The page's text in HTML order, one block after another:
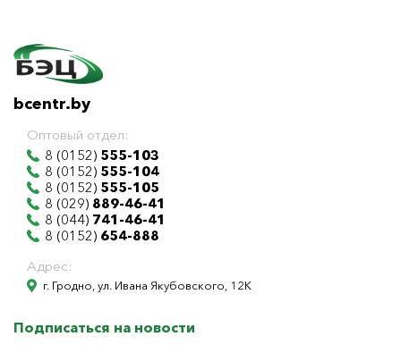
bcentr.by
Оптовый отдел:
8 (0152) 555-103
8 (0152) 555-104
8 (0152) 555-105
8 (029) 889-46-41
8 (044) 741-46-41
8 (0152) 654-888
Адрес:
г. Гродно, ул. Ивана Якубовского, 12К
Подписаться на новости